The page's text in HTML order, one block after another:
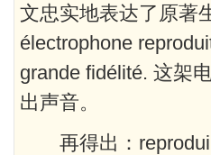
文忠实地表达了原著
électrophone
grande fidélité. 这架
出声音。
再得出：